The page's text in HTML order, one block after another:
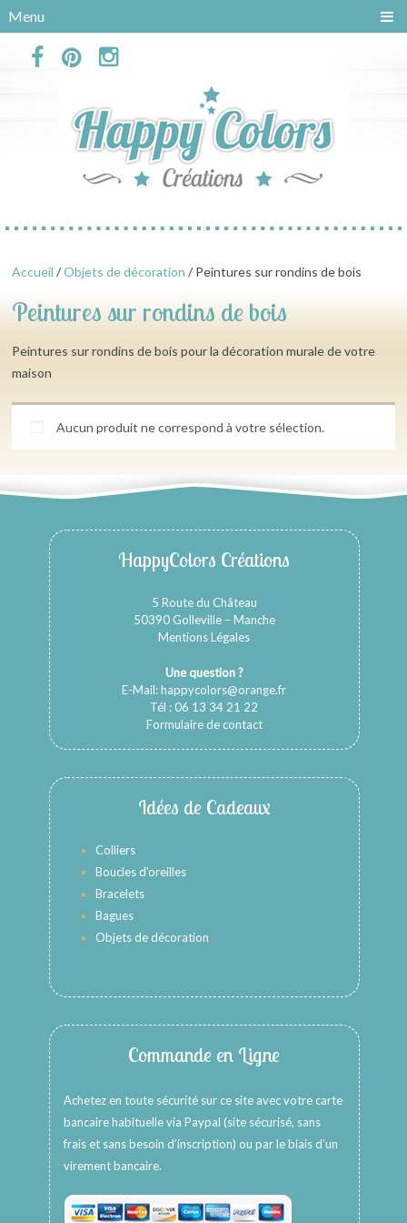
Menu
Accueil /Objets de décoration / Peintures sur rondins de bois
Peintures sur rondins de bois
Peintures sur rondins de bois pour la décoration murale de votre
maison
Aucun produit ne correspond à votre sélection.
HappyColors Créations
5 Route du Château
50390 Golleville – Manche
Mentions Légales
Une question ?
E-Mail:happycolors@orange.fr
Tél : 06 13 34 21 22
Formulaire de contact
Idées de Cadeaux
Colliers
Boucles d’oreilles
Bracelets
Bagues
Objets de décoration
Commande en Ligne
Achetez en toute sécurité sur ce site avec votre carte
bancaire habituelle via Paypal (site sécurisé, sans
frais et sans besoin d’inscription) ou par le biais d’un
virement bancaire.
Panneau de gestion des cookies